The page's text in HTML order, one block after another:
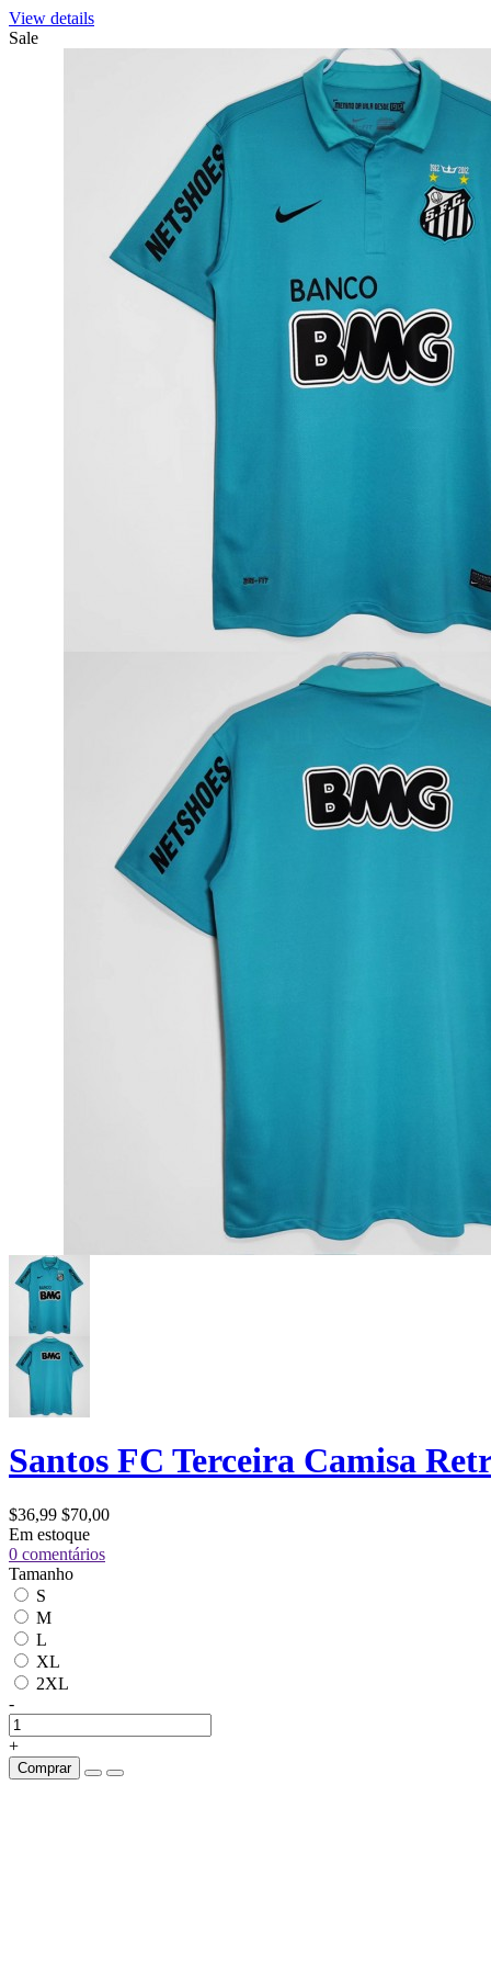
View details
Sale
Santos FC Terceira Camisa
$36,99 $70,00
Em estoque
0 comentários
Tamanho
S
M
L
XL
2XL
-
+
Comprar